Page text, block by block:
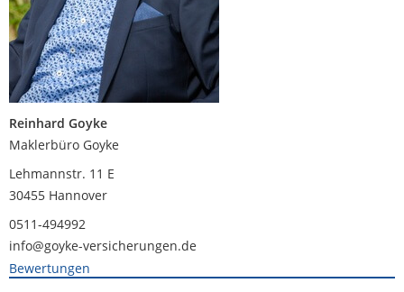
Reinhard Goyke
Maklerbüro Goyke
Lehmannstr. 11 E
30455 Hannover
0511-494992
info@goyke-versicherungen.de
Bewertungen